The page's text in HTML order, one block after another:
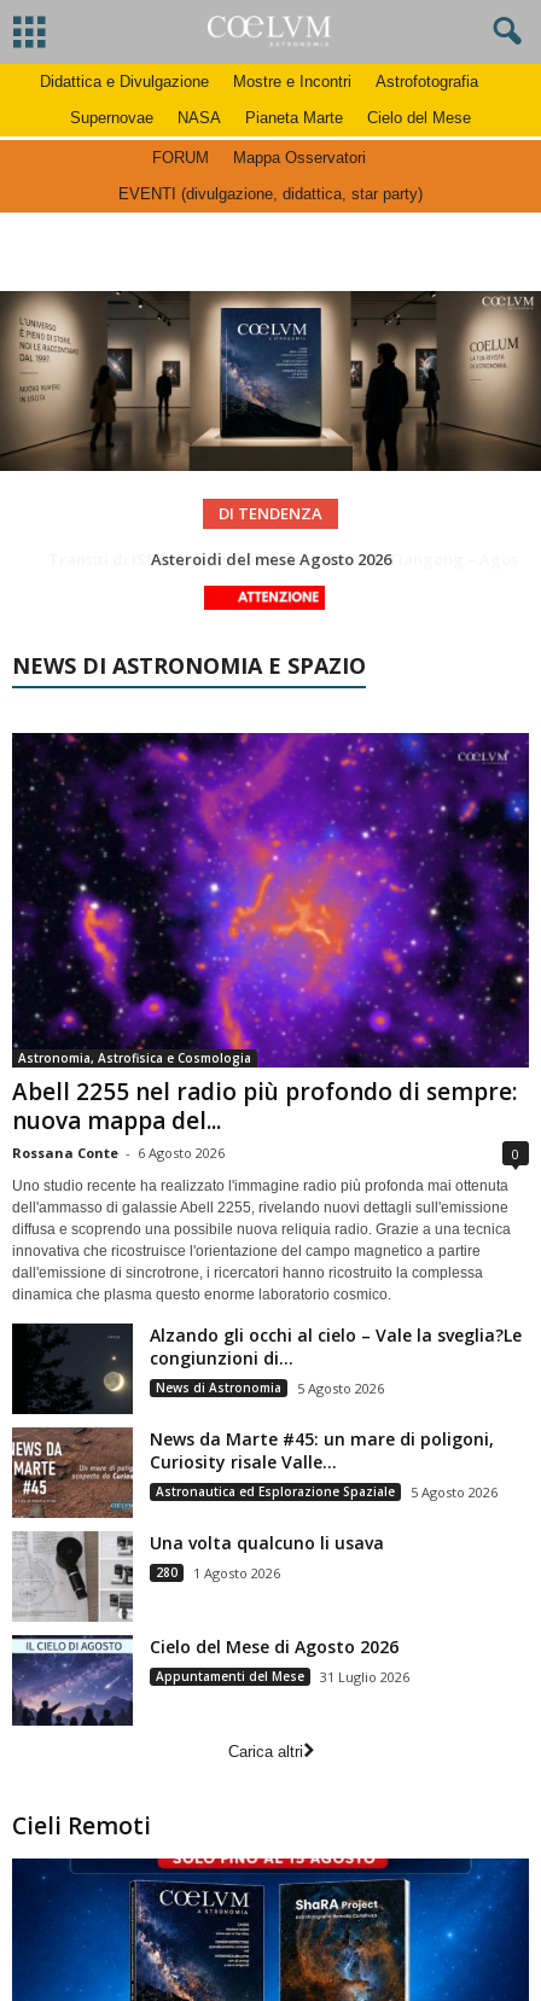
Didattica e Divulgazione Mostre e Incontri
Astrofotografia
Supernovae
NASA Pianeta Marte Cielo del Mese
FORUM
Mappa Osservatori
EVENTI (divulgazione, didattica, star party)
DI TENDENZA
La Luna del Mese – Agosto 2026
NEWS DI ASTRONOMIA E SPAZIO
Astronomia, Astrofisica e Cosmologia
Abell 2255 nel radio più profondo di sempre:
nuova mappa del...
Rossana Conte - 6 Agosto 2026 0
Uno studio recente ha realizzato l'immagine radio più profonda mai ottenuta
dell'ammasso di galassie Abell 2255, rivelando nuovi dettagli sull'emissione
diffusa e scoprendo una possibile nuova reliquia radio. Grazie a una tecnica
innovativa che ricostruisce l'orientazione del campo magnetico a partire
dall'emissione di sincrotrone, i ricercatori hanno ricostruito la complessa
dinamica che plasma questo enorme laboratorio cosmico.
Alzando gli occhi al cielo – Vale la sveglia?Le
congiunzioni di...
News di Astronomia 5 Agosto 2026
News da Marte #45: un mare di poligoni,
Curiosity risale Valle...
Astronautica ed Esplorazione Spaziale 5 Agosto 2026
Una volta qualcuno li usava
280 1 Agosto 2026
Cielo del Mese di Agosto 2026
Appuntamenti del Mese 31 Luglio 2026
Carica altri
Cieli Remoti